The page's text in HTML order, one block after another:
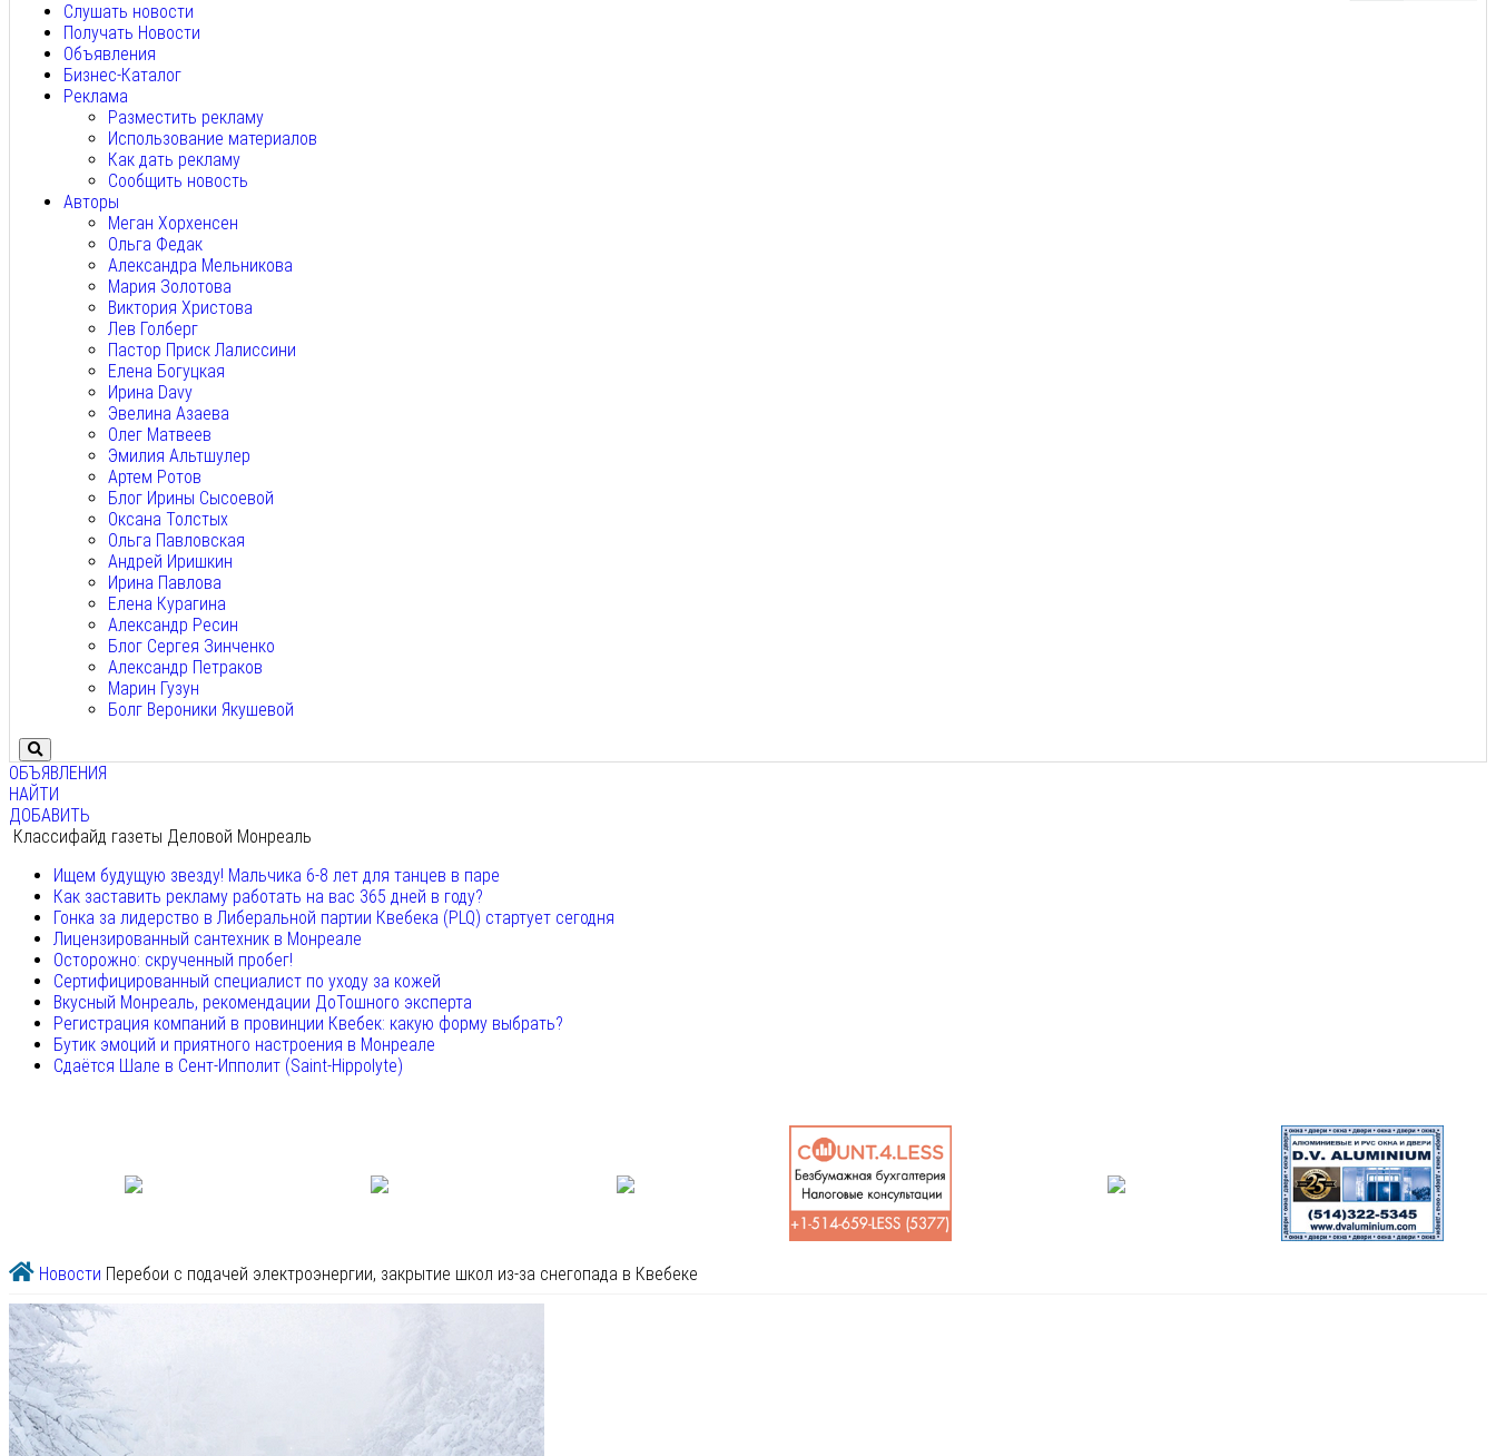
Слушать новости
Получать Новости
Объявления
Бизнес-Каталог
Реклама
Разместить рекламу
Использование материалов
Как дать рекламу
Сообщить новость
Авторы
Меган Хорхенсен
Ольга Федак
Александра Мельникова
Мария Золотова
Виктория Христова
Лев Голберг
Пастор Приск Лалиссини
Елена Богуцкая
Ирина Davy
Эвелина Азаева
Олег Матвеев
Эмилия Альтшулер
Артем Ротов
Блог Ирины Сысоевой
Оксана Толстых
Ольга Павловская
Андрей Иришкин
Ирина Павлова
Елена Курагина
Александр Ресин
Блог Сергея Зинченко
Александр Петраков
Марин Гузун
Болг Вероники Якушевой
ОБЪЯВЛЕНИЯ
НАЙТИ
ДОБАВИТЬ
Классифайд газеты Деловой Монреаль
Ищем будущую звезду! Мальчика 6-8 лет для танцев в паре
Как заставить рекламу работать на вас 365 дней в году?
Гонка за лидерство в Либеральной партии Квебека (PLQ) стартует сегодня
Лицензированный сантехник в Монреале
Осторожно: скрученный пробег!
Сертифицированный специалист по уходу за кожей
Вкусный Монреаль, рекомендации ДоТошного эксперта
Регистрация компаний в провинции Квебек: какую форму выбрать?
Бутик эмоций и приятного настроения в Монреале
Сдаётся Шале в Сент-Ипполит (Saint-Hippolyte)
Новости Перебои с подачей электроэнергии, закрытие школ из-за снегопада в Квебеке